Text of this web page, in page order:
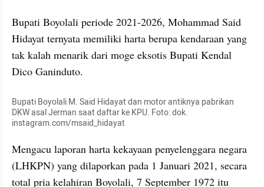
Bupati Boyolali periode 2021-2026, Mohammad Said
Hidayat ternyata memiliki harta berupa kendaraan yang
tak kalah menarik dari moge eksotis Bupati Kendal
Dico Ganinduto.
Bupati Boyolali M. Said Hidayat dan motor antiknya pabrikan
DKW asal Jerman saat daftar ke KPU. Foto: dok.
instagram.com/msaid_hidayat
Mengacu laporan harta kekayaan penyelenggara negara
(LHKPN) yang dilaporkan pada 1 Januari 2021, secara
total pria kelahiran Boyolali, 7 September 1972 itu